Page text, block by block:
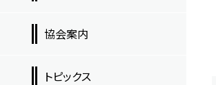
協会案内
トピックス